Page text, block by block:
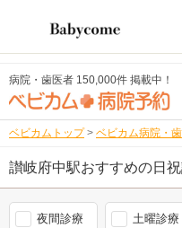
病院・歯医者 150,000件 掲載中！
ベビカムトップ > ベビカム病院・
讃岐府中駅おすすめの日
夜間診療 土曜診療